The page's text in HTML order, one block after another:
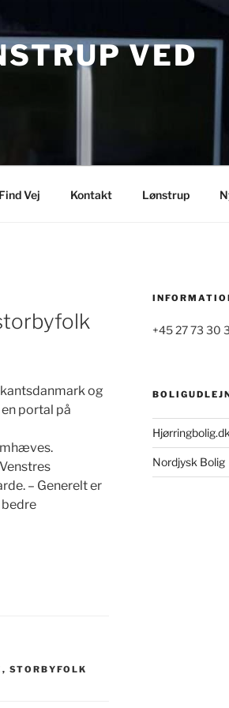
VED
Find Vej Kontakt Lønstrup
og
portal på
– Generelt er
, STORBYFOLK
+45 27 73 30
Hjørringbolig.dk
Nordjysk Bolig